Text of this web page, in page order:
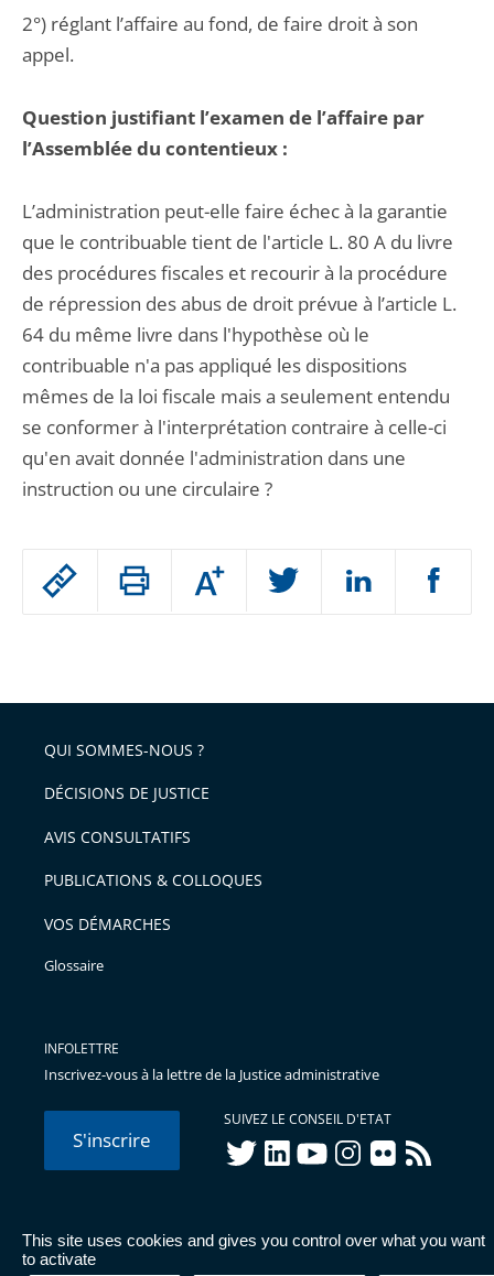
This site uses cookies and gives you control over what you want
to activate
Passer
arriver
après
Augmenter
ou
l'article
pour
avant
2°) réglant l’affaire au fond, de faire droit à son
appel.
Question justifiant l’examen de l’affaire par
l’Assemblée du contentieux :
L’administration peut-elle faire échec à la garantie
que le contribuable tient de l'article L. 80 A du livre
des procédures fiscales et recourir à la procédure
de répression des abus de droit prévue à l’article L.
64 du même livre dans l'hypothèse où le
contribuable n'a pas appliqué les dispositions
mêmes de la loi fiscale mais a seulement entendu
se conformer à l'interprétation contraire à celle-ci
qu'en avait donnée l'administration dans une
instruction ou une circulaire ?
QUI SOMMES-NOUS ?
DÉCISIONS DE JUSTICE
AVIS CONSULTATIFS
PUBLICATIONS & COLLOQUES
VOS DÉMARCHES
Glossaire
INFOLETTRE
Inscrivez-vous à la lettre de la Justice administrative
S'inscrire
SUIVEZ LE CONSEIL D'ETAT
twitterlinkedInyoutubeinstagram
flickr rss
© Conseil d'État 2026 - Mentions légales
Données